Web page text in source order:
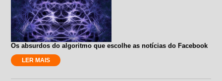
Os absurdos do algoritmo que escolhe as notícias do Facebook
LER MAIS